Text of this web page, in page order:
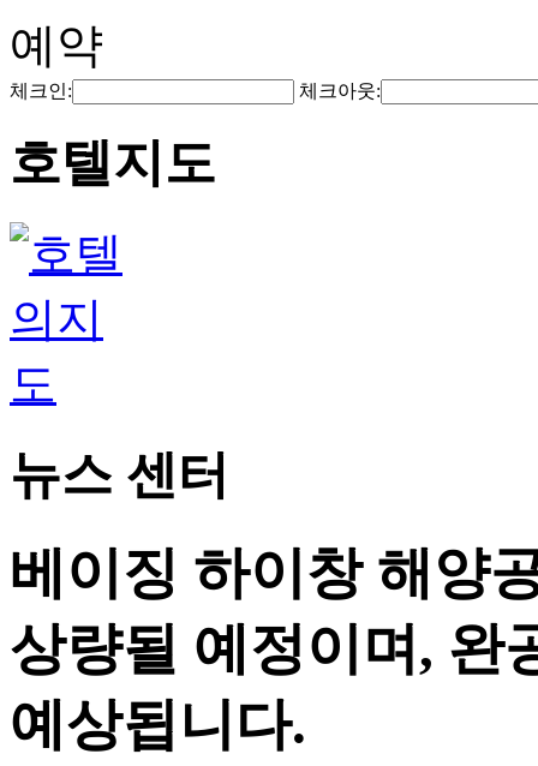
예약
체크인: 체크아웃:
호텔지도
뉴스 센터
베이징 하이창 해양
상량될 예정이며, 완
예상됩니다.